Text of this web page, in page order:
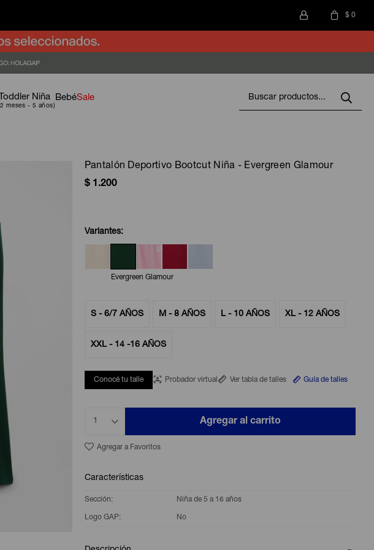
$ 0
Toddler Niña BebéSale
Pantalón Deportivo Bootcut Niña - Evergreen Glamour
$ 1.200
Variantes:
Evergreen Glamour
S - 6/7 AÑOS M - 8 AÑOS L - 10 AÑOS XL - 12 AÑOS
XXL - 14 -16 AÑOS
Conocé tu talle Probador virtual Ver tabla de talles Guía de talles
1 Agregar al carrito
Características
Sección Niña de 5 a 16 años
Logo GAP No